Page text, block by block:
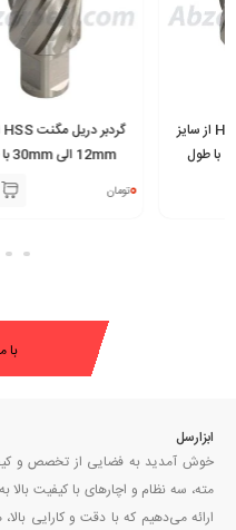
گردبر دریل مگنت HSS از سایز
12mm الی 30mm با طول
0
با
ابزارسل
خوش آمدید به فضایی از تخصص و
مته، سه نظام و اچارهای با کیفیت بالا
ارائه می‌دهیم که با دقت و کارایی